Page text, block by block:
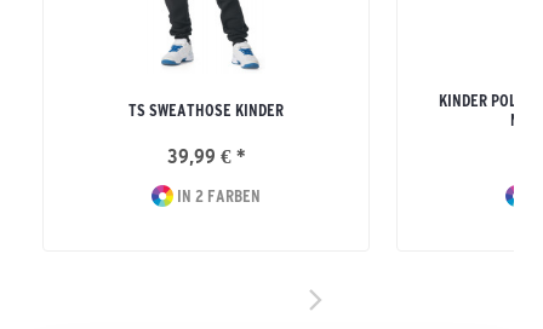
TS SWEATHOSE KINDER
39,99 € *
IN 2 FARBEN
KINDER
MIT